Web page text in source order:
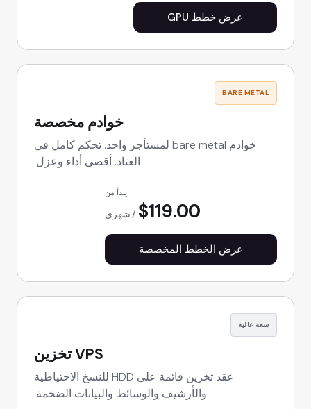
عرض خطط GPU
BARE METAL
خوادم مخصصة
خوادم bare metal لمستأجر واحد. تحكم كامل في
العتاد. أقصى أداء وعزل.
يبدأ من
$119.00 شهري
عرض الخطط المخصصة
سعة عالية
VPS تخزين
عقد تخزين قائمة على HDD للنسخ الاحتياطية
والأرشيف والوسائط والبيانات الضخمة.